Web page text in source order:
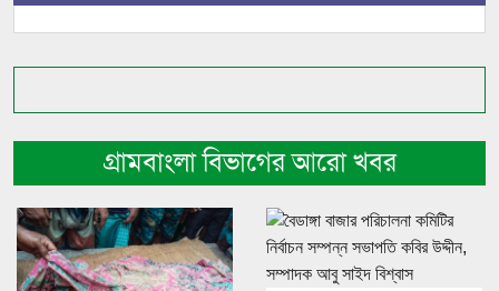
গ্রামবাংলা বিভাগের আরো খবর